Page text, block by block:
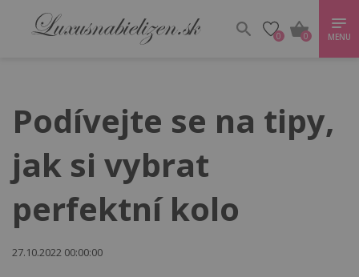
0 0 MENU
Podívejte se na tipy,
jak si vybrat
perfektní kolo
27.10.2022 00:00:00